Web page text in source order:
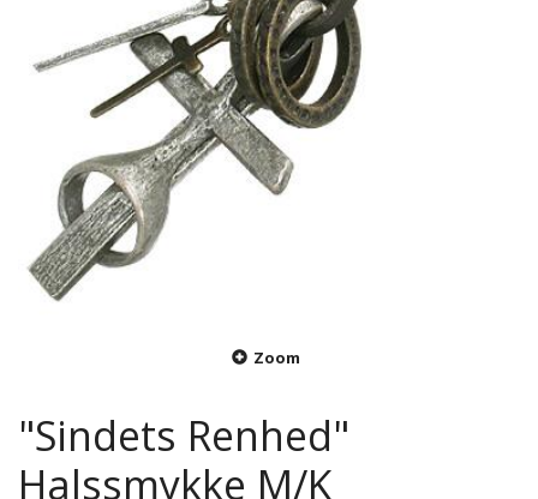
Zoom
"Sindets Renhed"
Halssmykke M/K